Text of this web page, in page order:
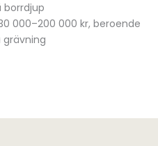
borrdjup
000–200 000 kr, beroende
grävning